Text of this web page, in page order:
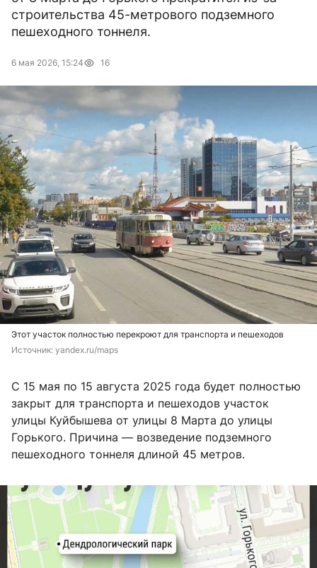
строительства 45-метрового подземного
пешеходного тоннеля.
6 мая 2026, 15:24 16
Этот участок полностью перекроют для транспорта и пешеходов
Источник: yandex.ru/maps
С 15 мая по 15 августа 2025 года будет полностью
закрыт для транспорта и пешеходов участок
улицы Куйбышева от улицы 8 Марта до улицы
Горького. Причина — возведение подземного
пешеходного тоннеля длиной 45 метров.